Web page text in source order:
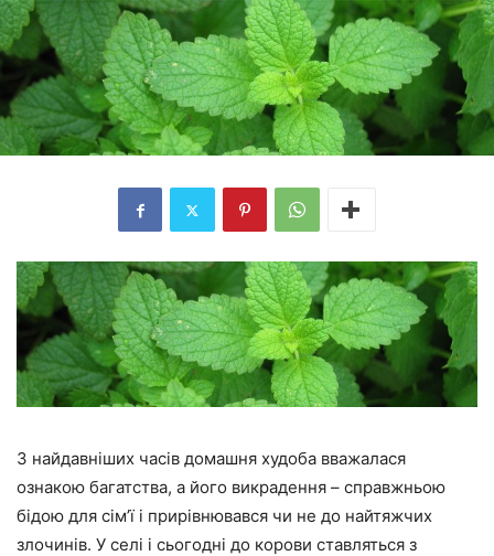
З найдавніших часів домашня худоба вважалася
ознакою багатства, а його викрадення – справжньою
бідою для сім’ї і прирівнювався чи не до найтяжчих
злочинів. У селі і сьогодні до корови ставляться з